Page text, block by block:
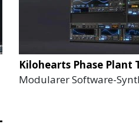
Kilohearts Phase Plant
Modularer Software-